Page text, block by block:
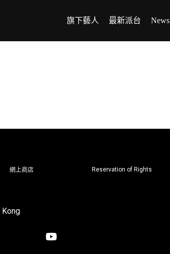
旗下藝人 最新派台 News
網上商店 Reservation of Rights